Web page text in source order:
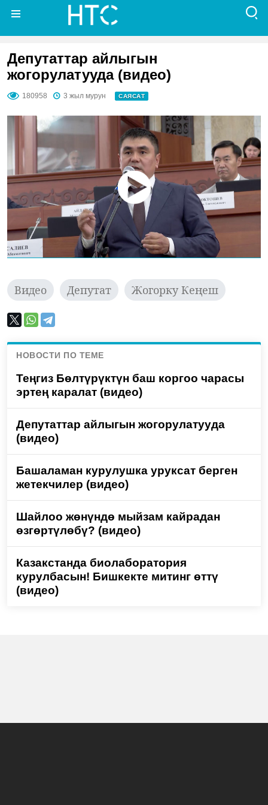
Депутаттар айлыгын
жогорулатууда (видео)
180958 3 жыл мурун САЯСАТ
Видео Депутат Жогорку Кеңеш
НОВОСТИ ПО ТЕМЕ
Теңгиз Бөлтүрүктүн баш коргоо чарасы
эртең каралат (видео)
Депутаттар айлыгын жогорулатууда
(видео)
Башаламан курулушка уруксат берген
жетекчилер (видео)
Шайлоо жөнүндө мыйзам кайрадан
өзгөртүлөбү? (видео)
Казакстанда биолаборатория
курулбасын! Бишкекте митинг өттү
(видео)